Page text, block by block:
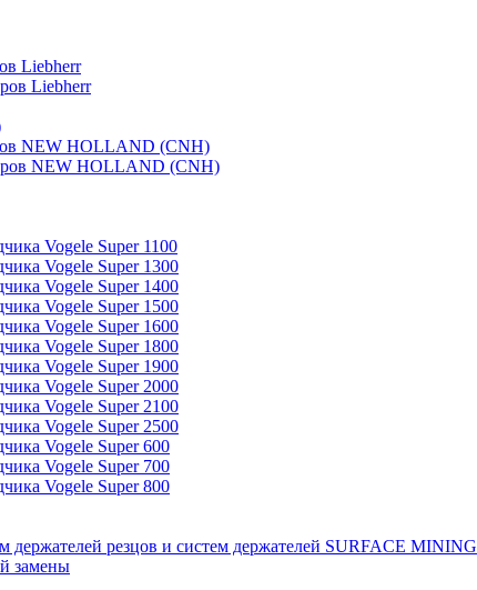
Liebherr
Liebherr
NEW HOLLAND (CNH)
NEW HOLLAND (CNH)
Vogele Super 1100
Vogele Super 1300
Vogele Super 1400
Vogele Super 1500
Vogele Super 1600
Vogele Super 1800
Vogele Super 1900
Vogele Super 2000
Vogele Super 2100
Vogele Super 2500
Vogele Super 600
Vogele Super 700
Vogele Super 800
держателей резцов и систем держателей SURFACE MINING
замены